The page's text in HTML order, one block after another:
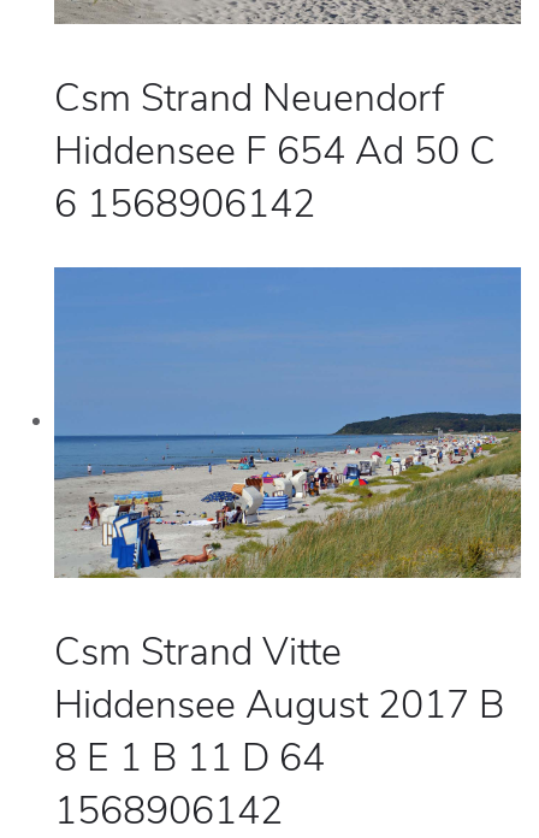
Csm Strand Neuendorf
Hiddensee F 654 Ad 50 C
6 1568906142
Csm Strand Vitte
Hiddensee August 2017 B
8 E 1 B 11 D 64
1568906142